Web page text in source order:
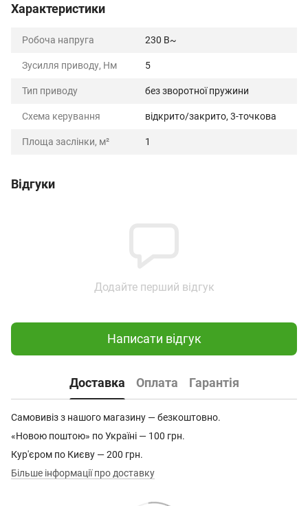
Характеристики
Робоча напруга 230 В~
Зусилля приводу, Нм 5
Тип приводу без зворотної пружини
Схема керування відкрито/закрито, 3-точкова
Площа заслінки, м² 1
Відгуки
Додайте перший відгук
Написати відгук
Доставка Оплата Гарантія
Самовивіз з нашого магазину — безкоштовно.
«Новою поштою» по Україні — 100 грн.
Кур'єром по Києву — 200 грн.
Більше інформації про доставку